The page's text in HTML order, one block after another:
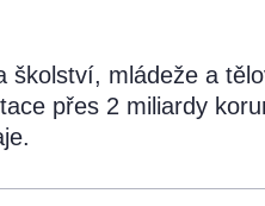
školství, mládeže a
přes 2 miliardy